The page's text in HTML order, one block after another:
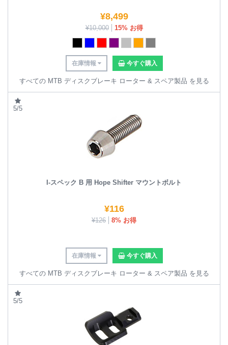
¥8,499
¥10,000 15% お得
在庫情報 今すぐ購入
すべての MTB ディスクブレーキ ローター & スペア製品 を見る
5/5
I-スペック B 用 Hope Shifter マウントボルト
¥116
¥126 8% お得
在庫情報 今すぐ購入
すべての MTB ディスクブレーキ ローター & スペア製品 を見る
5/5